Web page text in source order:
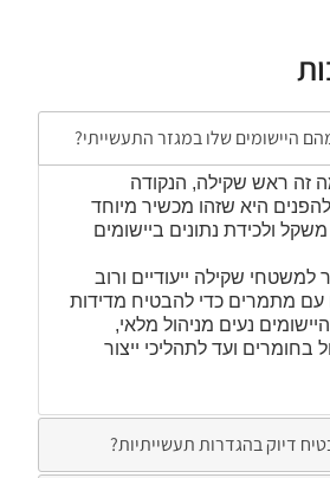
היישומים שלו במגזר התעשייתי?
זה ראש שקילה, הנקודה
היא שזהו מכשיר מיוחד
ולכידת נתונים ביישומים
למשטחי שקילה ייעודיים ורוב
עם מתמרים כדי להבטיח מדידות
נעים מניהול מלאי,
בחומרים ועד לתהליכי ייצור
דיוק בהגדרות תעשייתיות?